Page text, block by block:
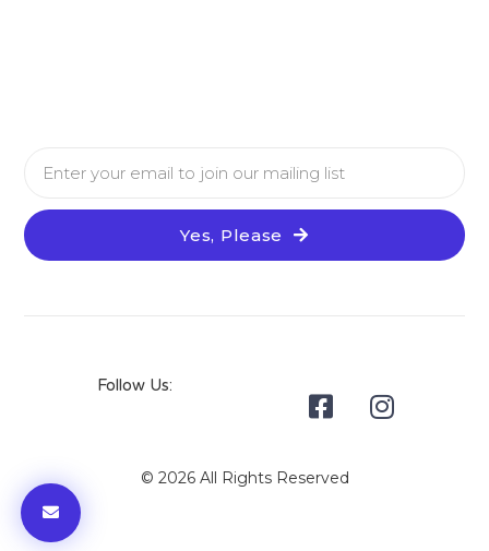
Yes, Please
Follow Us:
© 2026 All Rights Reserved